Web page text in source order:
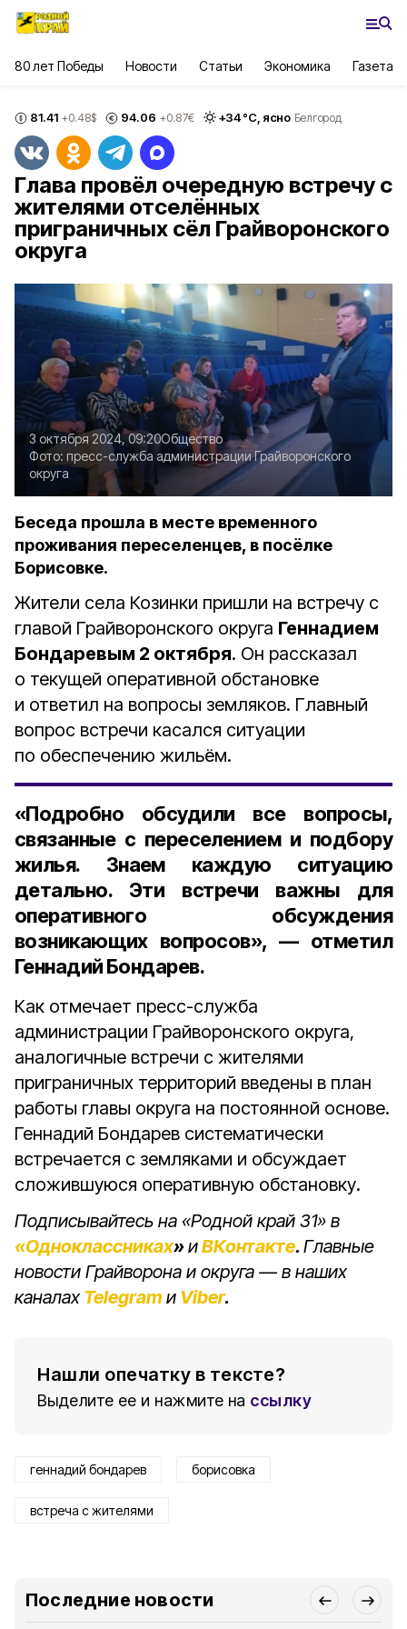
80 лет Победы Новости Статьи Экономика Газета
81.41 +0.48$ 94.06 +0.87€ +34°С, ясно Белгород
Глава провёл очередную встречу с
жителями отселённых
приграничных сёл Грайворонского
округа
3 октября 2024, 09:20Общество
Фото: пресс-служба администрации Грайворонского
округа
Беседа прошла в месте временного
проживания переселенцев, в посёлке
Борисовке.
Жители села Козинки пришли на встречу с
главой Грайворонского округа Геннадием
Бондаревым 2 октября. Он рассказал
о текущей оперативной обстановке
и ответил на вопросы земляков. Главный
вопрос встречи касался ситуации
по обеспечению жильём.
«Подробно обсудили все вопросы,
связанные с переселением и подбору
жилья. Знаем каждую ситуацию
детально. Эти встречи важны для
оперативного обсуждения
возникающих вопросов», — отметил
Геннадий Бондарев.
Как отмечает пресс-служба
администрации Грайворонского округа,
аналогичные встречи с жителями
приграничных территорий введены в план
работы главы округа на постоянной основе.
Геннадий Бондарев систематически
встречается с земляками и обсуждает
сложившуюся оперативную обстановку.
Подписывайтесь на «Родной край 31» в
«Одноклассниках»иВКонтакте. Главные
новости Грайворона и округа — в наших
каналах Telegram и Viber.
Нашли опечатку в тексте?
Выделите ее и нажмите на ссылку
геннадий бондарев борисовка
встреча с жителями
Последние новости